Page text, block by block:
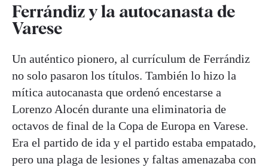
Ferrándiz y la autocanasta de
Varese
Un auténtico pionero, al currículum de Ferrándiz
no solo pasaron los títulos. También lo hizo la
mítica autocanasta que ordenó encestarse a
Lorenzo Alocén durante una eliminatoria de
octavos de final de la Copa de Europa en Varese.
Era el partido de ida y el partido estaba empatado,
pero una plaga de lesiones y faltas amenazaba con